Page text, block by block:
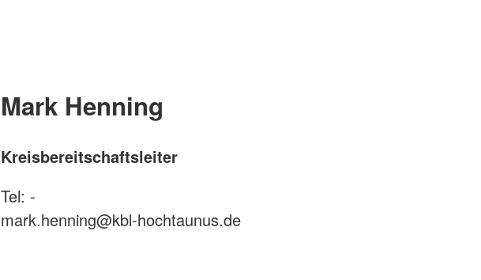
Mark Henning
Kreisbereitschaftsleiter
Tel: -
mark.henning@kbl-hochtaunus.de